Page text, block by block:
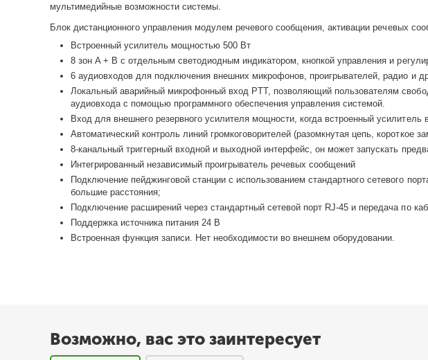
мультимедийные возможности системы.
Блок дистанционного управления модулем речевого сообщения, активации речевых
Встроенный усилитель мощностью 500 Вт
8 зон A + B с отдельным светодиодным индикатором, кнопкой управления и
6 аудиовходов для подключения внешних микрофонов, проигрывателей, радио и
Локальный аварийный микрофонный вход PTT, позволяющий пользователям
аудиовхода с помощью программного обеспечения управления системой.
Вход для внешнего резервного усилителя мощности, когда встроенный
Автоматический контроль линий громкоговорителей (разомкнутая цепь, короткое
8-канальный триггерный входной и выходной интерфейс, он может запускать
Интегрированный независимый проигрыватель речевых сообщений
Подключение пейджинговой станции с использованием стандартного сетевого
большие расстояния;
Подключение расширений через стандартный сетевой порт RJ-45 и передача по
Поддержка источника питания 24 В
Встроенная функция записи. Нет необходимости во внешнем оборудовании.
Возможно, вас это заинтересует